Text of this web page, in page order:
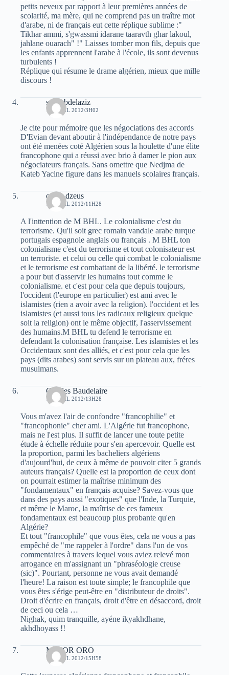
petits neveux par rapport à leur premières années de
scolarité, ma mère, qui ne comprend pas un traître mot
d'arabe, ni de français eut cette réplique sublime :"
Tikhar ammi, s'gwassmi idarane taaravth ghar lakoul,
jahlane ouarach" !" Laisses tomber mon fils, depuis que
les enfants apprennent l'arabe à l'école, ils sont devenus
turbulents !
Réplique qui résume le drame algérien, mieux que mille
discours !
saci abdelaziz
10 AVRIL 2012/3H02
Je cite pour mémoire que les négociations des accords
D'Evian devant aboutir à l'indépendance de notre pays
ont été menées coté Algérien sous la houlette d'une élite
francophone qui a réussi avec brio à damer le pion aux
négociateurs français. Sans omettre que Nedjma de
Kateb Yacine figure dans les manuels scolaires français.
oziris dzeus
10 AVRIL 2012/11H28
A l'inttention de M BHL. Le colonialisme c'est du
terrorisme. Qu'il soit grec romain vandale arabe turque
portugais espagnole anglais ou français . M BHL ton
colonialisme c'est du terrorisme et tout colonisateur est
un terroriste. et celui ou celle qui combat le colonialisme
et le terrorisme est combattant de la libérté. le terrorisme
a pour but d'asservir les humains tout comme le
colonialisme. et c'est pour cela que depuis toujours,
l'occident (l'europe en particulier) est ami avec le
islamistes (rien a avoir avec la religion). l'occident et les
islamistes (et aussi tous les radicaux religieux quelque
soit la religion) ont le même objectif, l'asservissement
des humains.M BHL tu defend le terrorisme en
defendant la colonisation française. Les islamistes et les
Occidentaux sont des alliés, et c'est pour cela que les
pays (dits arabes) sont servis sur un plateau aux, fréres
musulmans.
Charles Baudelaire
10 AVRIL 2012/13H28
Vous m'avez l'air de confondre "francophilie" et
"francophonie" cher ami. L'Algérie fut francophone,
mais ne l'est plus. Il suffit de lancer une toute petite
étude à échelle réduite pour s'en apercevoir. Quelle est
la proportion, parmi les bacheliers algériens
d'aujourd'hui, de ceux à même de pouvoir citer 5 grands
auteurs français? Quelle est la proportion de ceux dont
on pourrait estimer la maîtrise minimum des
"fondamentaux" en français acquise? Savez-vous que
dans des pays aussi "exotiques" que l'Inde, la Turquie,
et même le Maroc, la maîtrise de ces fameux
fondamentaux est beaucoup plus probante qu'en
Algérie?
Et tout "francophile" que vous êtes, cela ne vous a pas
empêché de "me rappeler à l'ordre" dans l'un de vos
commentaires à travers lequel vous aviez relevé mon
arrogance en m'assignant un "phraséologie creuse
(sic)". Pourtant, personne ne vous avait demandé
l'heure! La raison est toute simple; le francophile que
vous êtes s'érige peut-être en "distributeur de droits".
Droit d'écrire en français, droit d'être en désaccord, droit
de ceci ou cela …
Nighak, quim tranquille, ayéne ikyakhdhane,
akhdhoyass !!
MAJOR ORO
12 AVRIL 2012/15H58